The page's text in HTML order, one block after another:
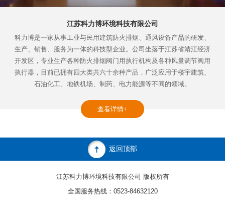
江苏科力博环境科技有限公司
科力博是一家从事工业与民用建筑防火排烟、通风设备产品的研发、
生产、销售、服务为一体的科技型企业。公司坐落于江苏省靖江经济
开发区，专业生产各种防火排烟阀门用执行机构及各种风量调节阀用
执行器，目前已拥有四大类共六十余种产品，广泛应用于楼宇建筑、
石油化工、地铁机场、制药、电力能源等不同的领域。
查看详情+
返回顶部
江苏科力博环境科技有限公司 版权所有
全国服务热线：0523-84632120